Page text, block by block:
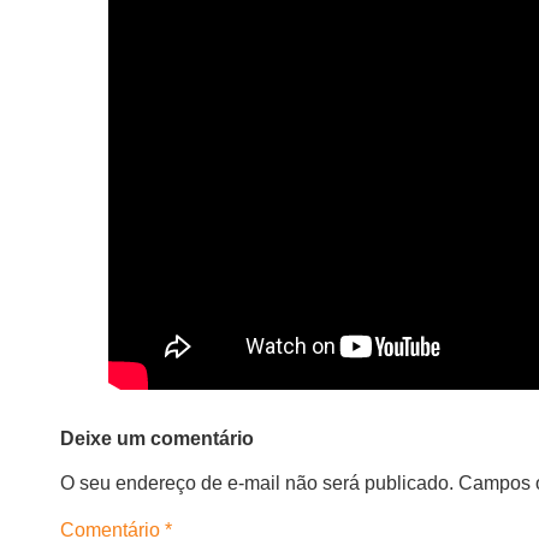
Deixe um comentário
O seu endereço de e-mail não será publicado. Campos
Comentário *